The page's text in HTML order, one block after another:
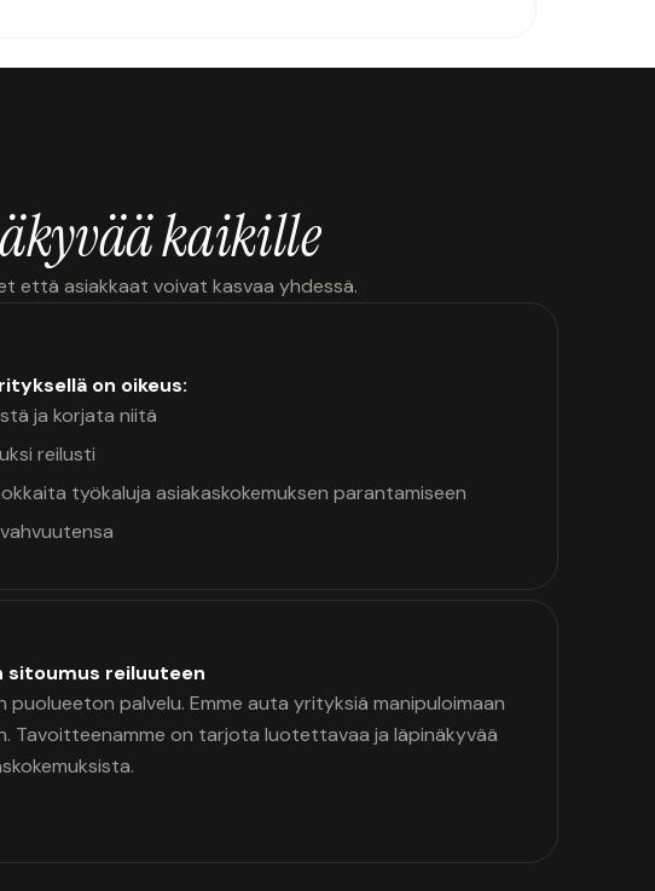
kaikille
että asiakkaat voivat kasvaa yhdessä.
on oikeus:
ja korjata niitä
reilusti
työkaluja asiakaskokemuksen parantamiseen
sitoumus reiluuteen
puolueeton palvelu. Emme auta yrityksiä manipuloimaan
Tavoitteenamme on tarjota luotettavaa ja läpinäkyvää